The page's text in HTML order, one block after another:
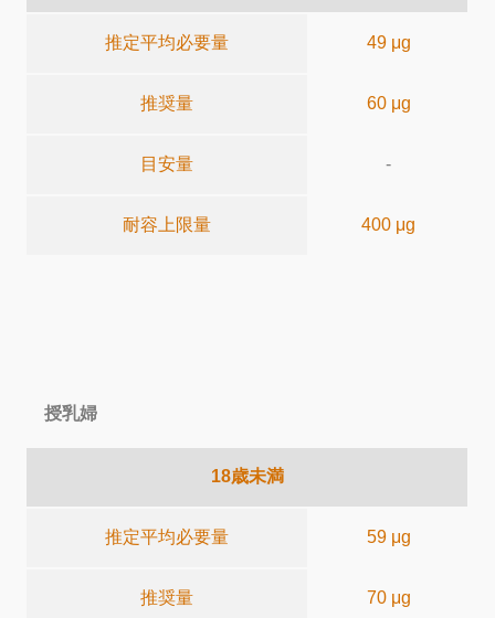
推定平均必要量 49 μg
推奨量 60 μg
目安量 -
耐容上限量 400 μg
授乳婦
18歳未満
推定平均必要量 59 μg
推奨量 70 μg